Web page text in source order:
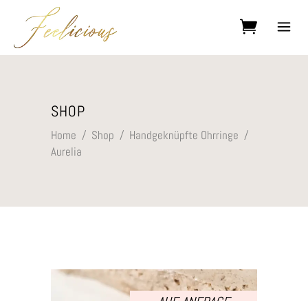
SHOP
Home / Shop / Handgeknüpfte Ohrringe /
Aurelia